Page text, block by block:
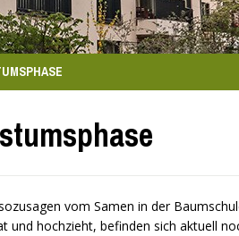
vom Samen in der
und hochzieht, befinden sich aktuell